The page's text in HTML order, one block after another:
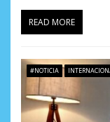
READ MORE
#NOTICIA